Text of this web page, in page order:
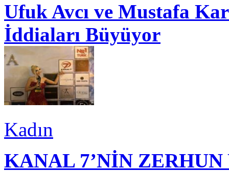
Ufuk Avcı ve Mustafa
İddiaları Büyüyor
Kadın
KANAL 7’NİN